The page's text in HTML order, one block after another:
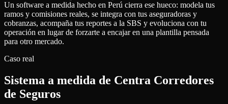
Un software a medida hecho en Perú cierra ese hueco: modela tus
ramos y comisiones reales, se integra con tus aseguradoras y
cobranzas, acompaña tus reportes a la SBS y evoluciona con tu
operación en lugar de forzarte a encajar en una plantilla pensada
para otro mercado.
Caso real
Sistema a medida de Centra Corredores
de Seguros